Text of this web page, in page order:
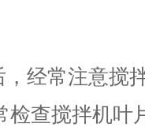
，经常注意搅
检查搅拌机叶